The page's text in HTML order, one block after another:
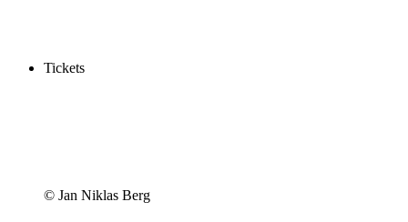
Tickets
© Jan Niklas Berg